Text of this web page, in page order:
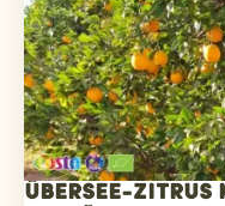
Untergrenze.
Übersee-Zitrus